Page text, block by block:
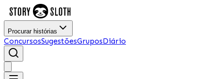
Procurar histórias
ConcursosSugestõesGruposDiário